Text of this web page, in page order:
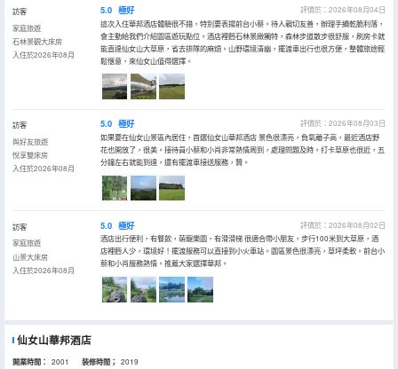
訪客
家庭旅遊
石林景觀大床房
入住於2026年08月
5.0 極好
評價於：2026年08月04日
這次入住華邦酒店體驗很不錯，特別要表揚前台小蔡。待人親切友善，辦理手續乾脆利落，
會主動給我們介紹園區遊玩點位。酒店裡麪石林景緻獨特，森林步道散步很舒服，刷房卡就
能直達仙女山大草原，省去排隊的麻煩。山野環境清幽，擺渡車出行也很方便，整體旅途輕
鬆愜意，來仙女山值得選擇。
訪客
與好友旅遊
悅享雙床房
入住於2026年08月
5.0 極好
評價於：2026年08月03日
如果要在仙女山景區內居住，首選仙女山華邦酒店 景色很漂亮，負氧離子高，最近酒店野
花也開放了，很美。接待員小蔡和小肖非常熱情周到，處理問題及時。打卡草原也很近，五
分鐘左右就能到達，還有擺渡車接送服務，贊。
訪客
家庭旅遊
山景大床房
入住於2026年08月
5.0 極好
評價於：2026年08月02日
酒店出行便利，有餐飲，萌寵樂園，有滑滑梯 很適合帶小朋友，步行100米到大草原，酒
店裡麪人少，環境好！擺渡服務可以直接到小火車站。園區景色很漂亮，草坪柔軟。前台小
蔡和小肖服務熱情。推薦大家選擇華邦。
仙女山華邦酒店
開業時間： 2001 装修時間； 2019